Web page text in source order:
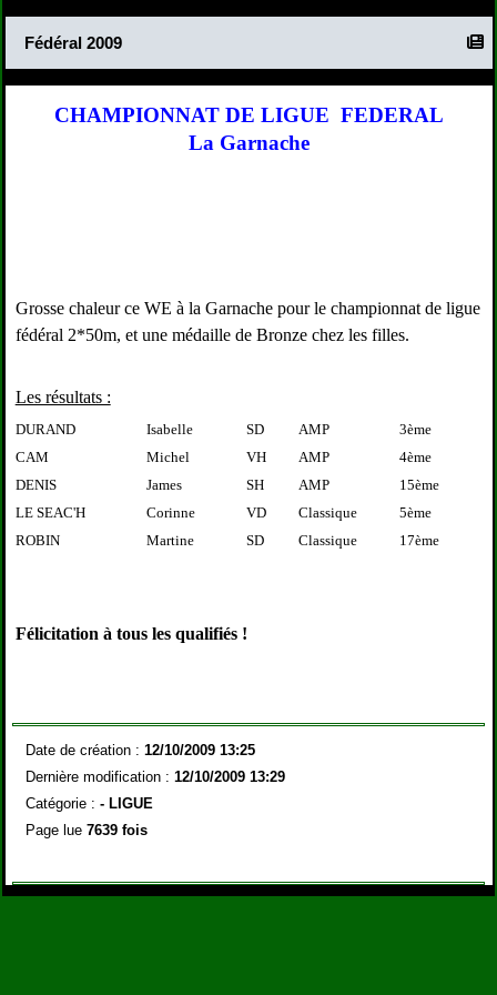
Fédéral 2009
CHAMPIONNAT DE LIGUE FEDERAL
La Garnache
Grosse chaleur ce WE à la Garnache pour le championnat de ligue
fédéral 2*50m, et une médaille de Bronze chez les filles.
Les résultats :
DURAND Isabelle SD AMP
3ème
CAM
Michel VH AMP
4ème
DENIS
James SH AMP
15ème
LE SEAC'H
Corinne VD Classique
5ème
ROBIN
Martine SD Classique 17ème
Félicitation à tous les qualifiés !
Date de création : 12/10/2009 13:25
Dernière modification : 12/10/2009 13:29
Catégorie : - LIGUE
Page lue 7639 fois